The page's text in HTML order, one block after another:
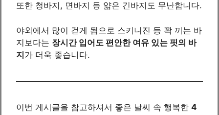
또한 청바지, 면바지 등 얇은 긴바지도 무난합니다.
야외에서 많이 걷게 됨으로 스키니진 등 꽉 끼는 바
지보다는 장시간 입어도 편안한 여유 있는 핏의 바
지가 더욱 좋습니다.
이번 게시글을 참고하셔서 좋은 날씨 속 행복한 4